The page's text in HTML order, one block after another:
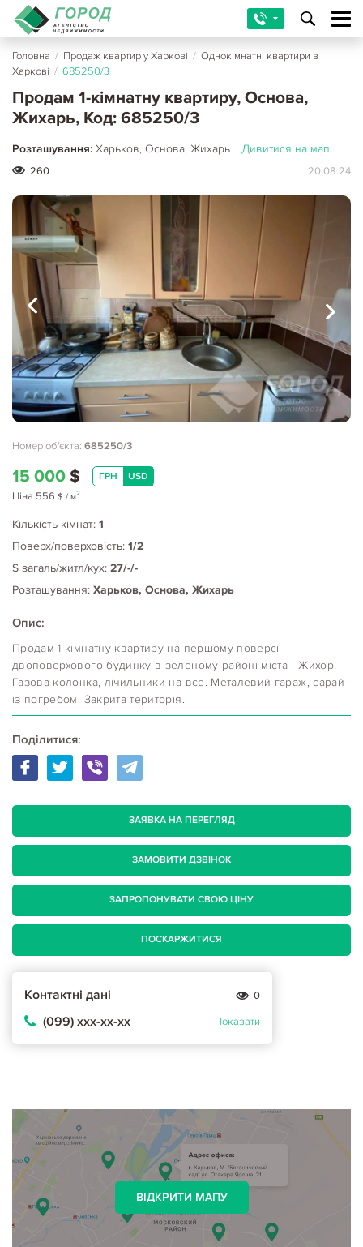
Головна / Продаж квартир у Харкові / Однокімнатні квартири в
Харкові / 685250/3
Продам 1-кімнатну квартиру, Основа,
Жихарь, Код: 685250/3
Розташування: Харьков, Основа, Жихарь Дивитися на мапі
260 20.08.24
Номер об'єкта: 685250/3
15 000 $ ГРН USD
Ціна 556 $ / м2
Кількість кімнат: 1
Поверх/поверховість: 1/2
S загаль/житл/кух: 27/-/-
Розташування: Харьков, Основа, Жихарь
Опис:
Продам 1-кімнатну квартиру на першому поверсі
двоповерхового будинку в зеленому районі міста - Жихор.
Газова колонка, лічильники на все. Металевий гараж, сарай
із погребом. Закрита територія.
Поділитися:
ЗАЯВКА НА ПЕРЕГЛЯД
ЗАМОВИТИ ДЗВІНОК
ЗАПРОПОНУВАТИ СВОЮ ЦІНУ
ПОСКАРЖИТИСЯ
Контактні дані 0
(099) ххх-хх-хх Показати
ВІДКРИТИ МАПУ